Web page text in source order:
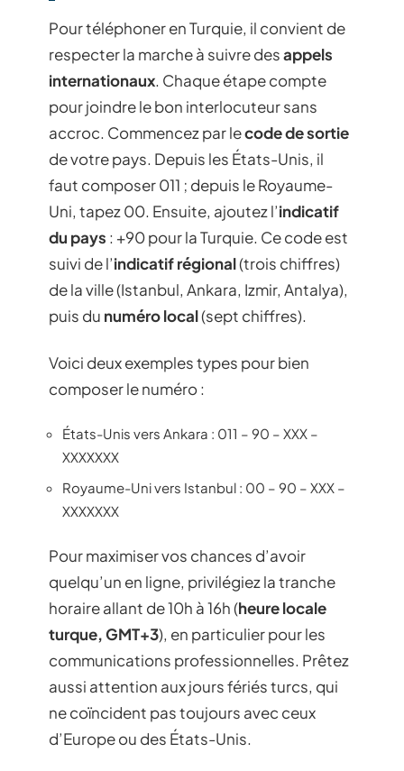
Pour téléphoner en Turquie, il convient de
respecter la marche à suivre desappels
internationaux. Chaque étape compte
pour joindre le bon interlocuteur sans
accroc. Commencez par lecode de sortie
de votre pays. Depuis les États-Unis, il
faut composer 011 ; depuis le Royaume-
Uni, tapez 00. Ensuite, ajoutez l’indicatif
du pays : +90 pour la Turquie. Ce code est
suivi de l’indicatif régional(trois chiffres)
de la ville (Istanbul, Ankara, Izmir, Antalya),
puis du numéro local(sept chiffres).
Voici deux exemples types pour bien
composer le numéro :
États-Unis vers Ankara : 011 – 90 – XXX –
XXXXXXX
Royaume-Uni vers Istanbul : 00 – 90 – XXX –
XXXXXXX
Pour maximiser vos chances d’avoir
quelqu’un en ligne, privilégiez la tranche
horaire allant de 10h à 16h (heure locale
turque, GMT+3), en particulier pour les
communications professionnelles. Prêtez
aussi attention aux jours fériés turcs, qui
ne coïncident pas toujours avec ceux
d’Europe ou des États-Unis.